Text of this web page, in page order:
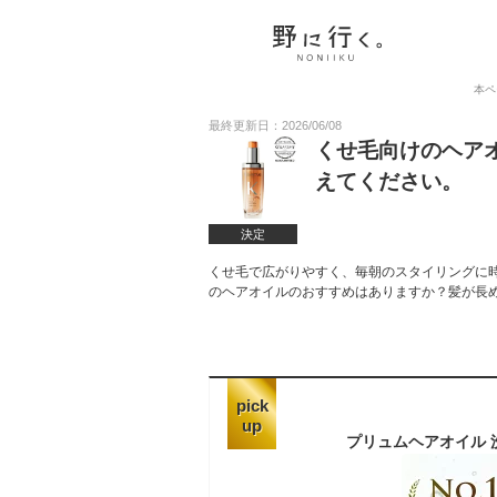
本
最終更新日：2026/06/08
決定
くせ毛向けのヘア
えてください。
くせ毛で広がりやすく、毎朝のスタイリング
のヘアオイルのおすすめはありますか？髪が
pick
up